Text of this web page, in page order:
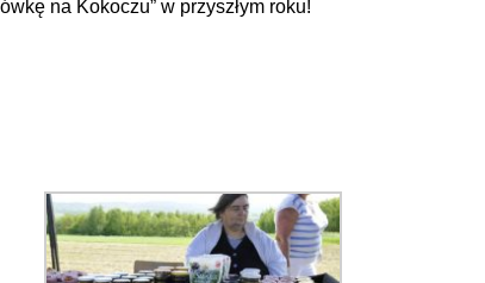
na Kokoczu” w przyszłym roku!